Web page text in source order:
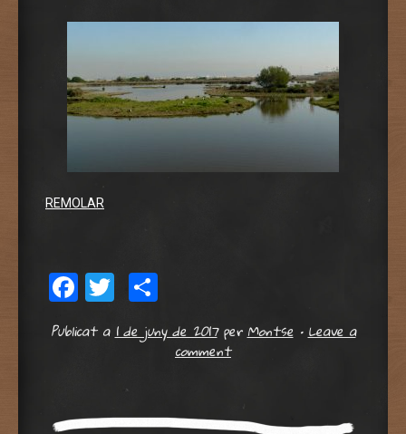
REMOLAR
Facebook
Twitter
Publicat a1 de juny de 2017perMontse •Leave a
comment